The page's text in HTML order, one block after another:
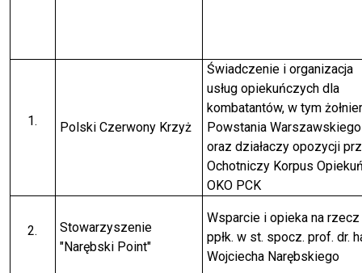
Polski Czerwony Krzyż
Świadczenie i organizacja
usług opiekuńczych dla
kombatantów, w tym
Powstania Warszawskiego
oraz działaczy opozycji
Ochotniczy Korpus
OKO PCK
Stowarzyszenie
"Narębski Point"
Wsparcie i opieka na rzecz
ppłk. w st. spocz. prof. dr.
Wojciecha Narębskiego